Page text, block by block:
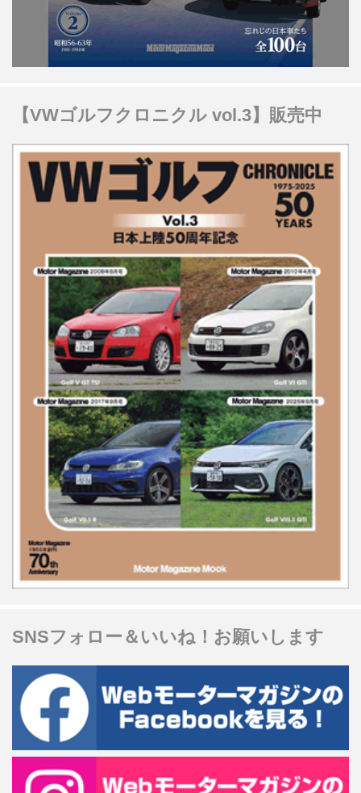
【VWゴルフクロニクル vol.3】販売中
SNSフォロー＆いいね！お願いします